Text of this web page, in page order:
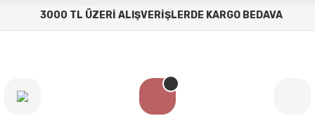
3000 TL ÜZERİ ALIŞVERİŞLERDE KARGO BEDAVA